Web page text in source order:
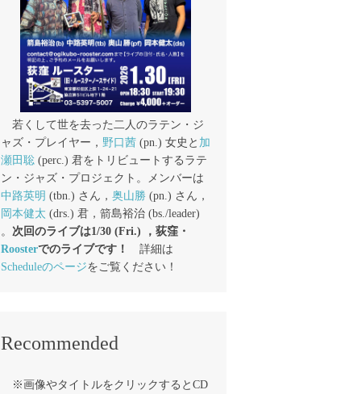
若くして世を去った二人のラテン・ジ
ャズ・プレイヤー， 野口茜 (pn.) 女史と 加
瀬田聡 (perc.) 君をトリビュートするラテ
ン・ジャズ・プロジェクト。メンバーは
中路英明 (tbn.) さん， 奥山勝 (pn.) さん，
岡本健太 (drs.) 君，箭島裕治 (bs./leader)
。 次回のライブは1/30 (Fri.) ，荻窪・
Roosterでのライブです！
詳細は
Scheduleのページをご覧ください！
Recommended
※画像やタイトルをクリックするとCD